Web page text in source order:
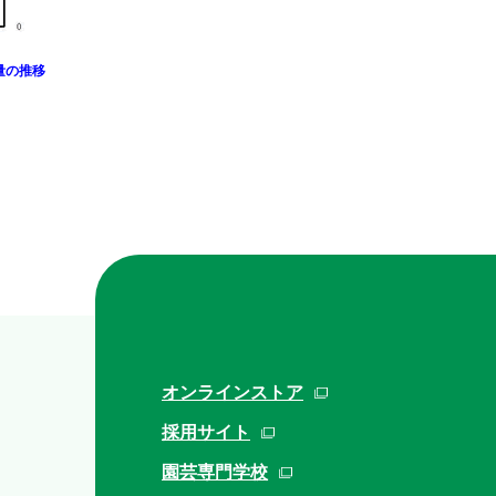
の推移
オンラインストア
採用サイト
園芸専門学校